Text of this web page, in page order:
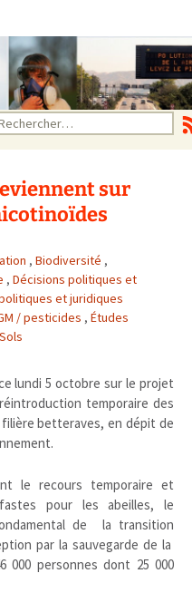
:
sur
, Biodiversité ,
, Décisions politiques et
et juridiques
/ pesticides , Études
Sols
lundi 5 octobre sur le projet
temporaire des
betteraves, en dépit de
le recours temporaire et
pour les abeilles, le
de la transition
par la sauvegarde de la
000 personnes dont 25 000